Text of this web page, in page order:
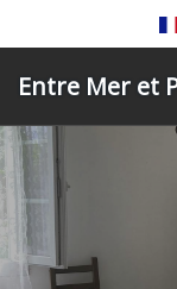
Entre Mer et